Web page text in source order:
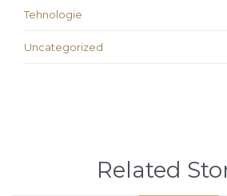
Tehnologie
Uncategorized
Related